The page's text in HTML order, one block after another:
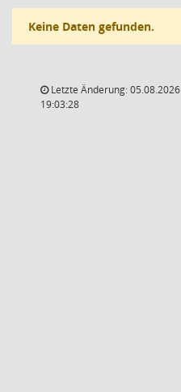
Keine Daten gefunden.
Letzte Änderung: 05.08.2026
19:03:28